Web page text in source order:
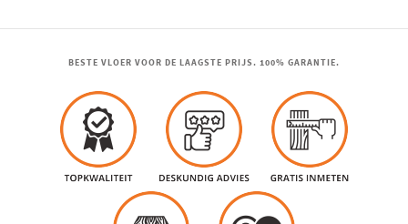
BESTE VLOER VOOR DE LAAGSTE PRIJS. 100% GARANTIE.